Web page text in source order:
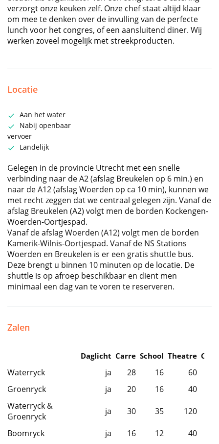
verzorgt onze keuken zelf. Onze chef staat altijd klaar
om mee te denken over de invulling van de perfecte
lunch voor het congres, of een aansluitend diner. Wij
werken zoveel mogelijk met streekproducten.
Locatie
Aan het water
Nabij openbaar
vervoer
Landelijk
Gelegen in de provincie Utrecht met een snelle
verbinding naar de A2 (afslag Breukelen op 6 min.) en
naar de A12 (afslag Woerden op ca 10 min), kunnen we
met recht zeggen dat we centraal gelegen zijn. Vanaf de
afslag Breukelen (A2) volgt men de borden Kockengen-
Woerden-Oortjespad.
Vanaf de afslag Woerden (A12) volgt men de borden
Kamerik-Wilnis-Oortjespad. Vanaf de NS Stations
Woerden en Breukelen is er een gratis shuttle bus.
Deze brengt u binnen 10 minuten op de locatie. De
shuttle is op afroep beschikbaar en dient men
minimaal een dag van te voren te reserveren.
Zalen
Daglicht Carre School Theatre
Waterryck ja 28 16
60
Groenryck
ja 20 16
40
Waterryck &
Groenryck
ja 30 35 120
Boomryck ja 16 12 40